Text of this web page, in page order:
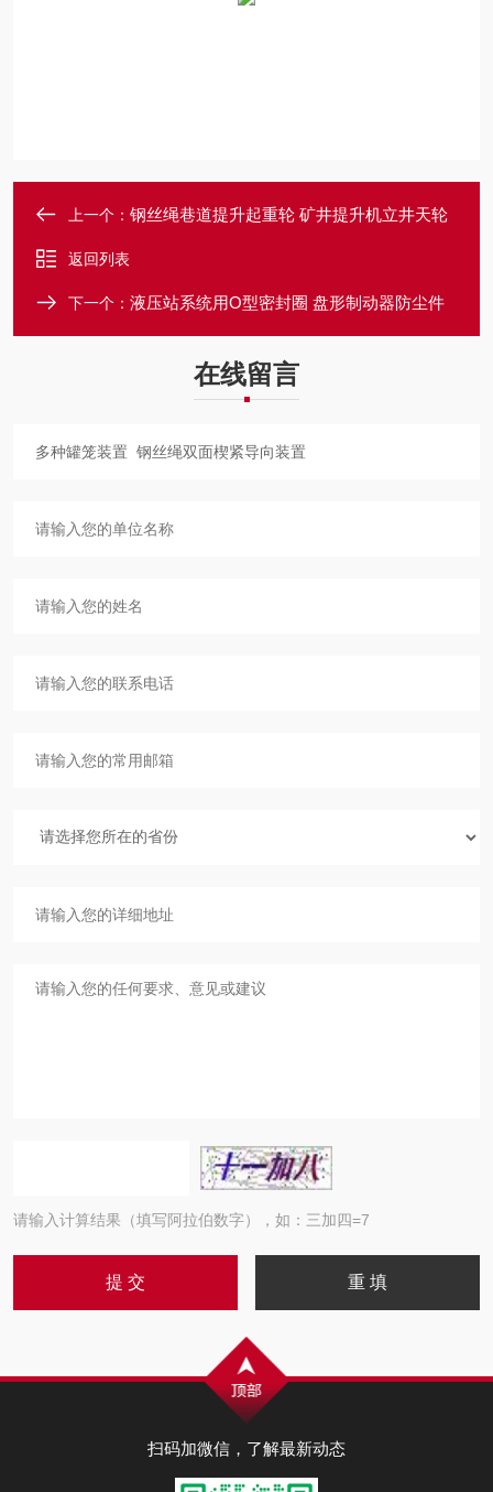
上一个： 钢丝绳巷道提升起重轮 矿井提升机立井天轮
返回列表
下一个： 液压站系统用O型密封圈 盘形制动器防尘件
在线留言
请输入计算结果（填写阿拉伯数字），如：三加四=7
扫码加微信，了解最新动态